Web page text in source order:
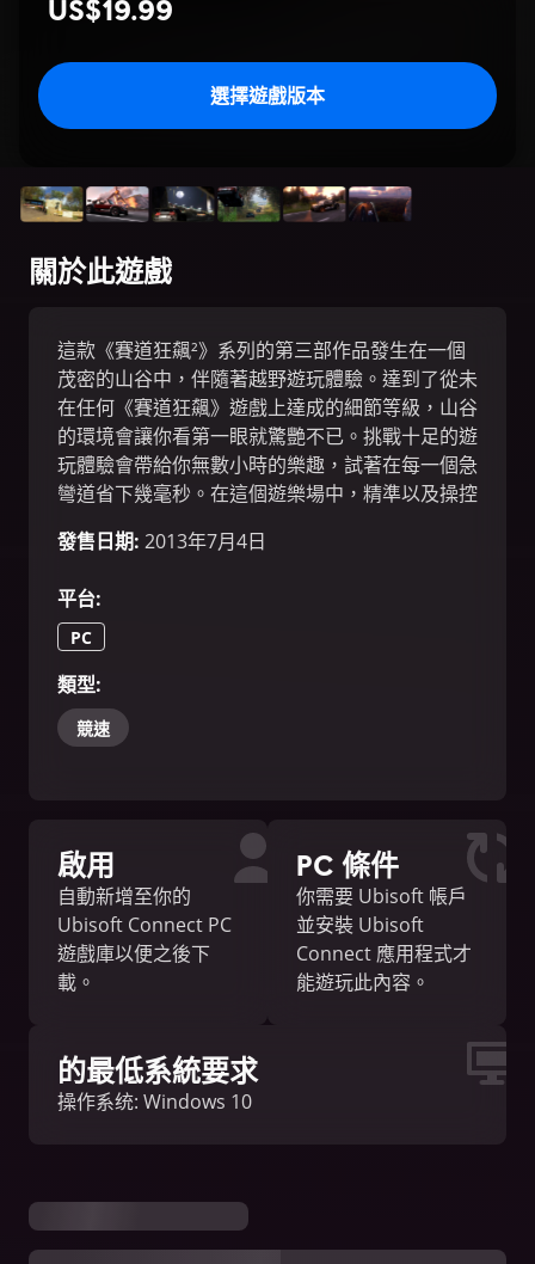
US$19.99
選擇遊戲版本
關於此遊戲
這款《賽道狂飆²》系列的第三部作品發生在一個
茂密的山谷中，伴隨著越野遊玩體驗。達到了從未
在任何《賽道狂飆》遊戲上達成的細節等級，山谷
的環境會讓你看第一眼就驚艷不已。挑戰十足的遊
玩體驗會帶給你無數小時的樂趣，試著在每一個急
彎道省下幾毫秒。在這個遊樂場中，精準以及操控
發售日期: 2013年7月4日
平台:
PC
類型:
競速
啟用
自動新增至你的
Ubisoft Connect PC
遊戲庫以便之後下
載。
PC 條件
你需要 Ubisoft 帳戶
並安裝 Ubisoft
Connect 應用程式才
能遊玩此內容。
的最低系統要求
操作系统: Windows 10